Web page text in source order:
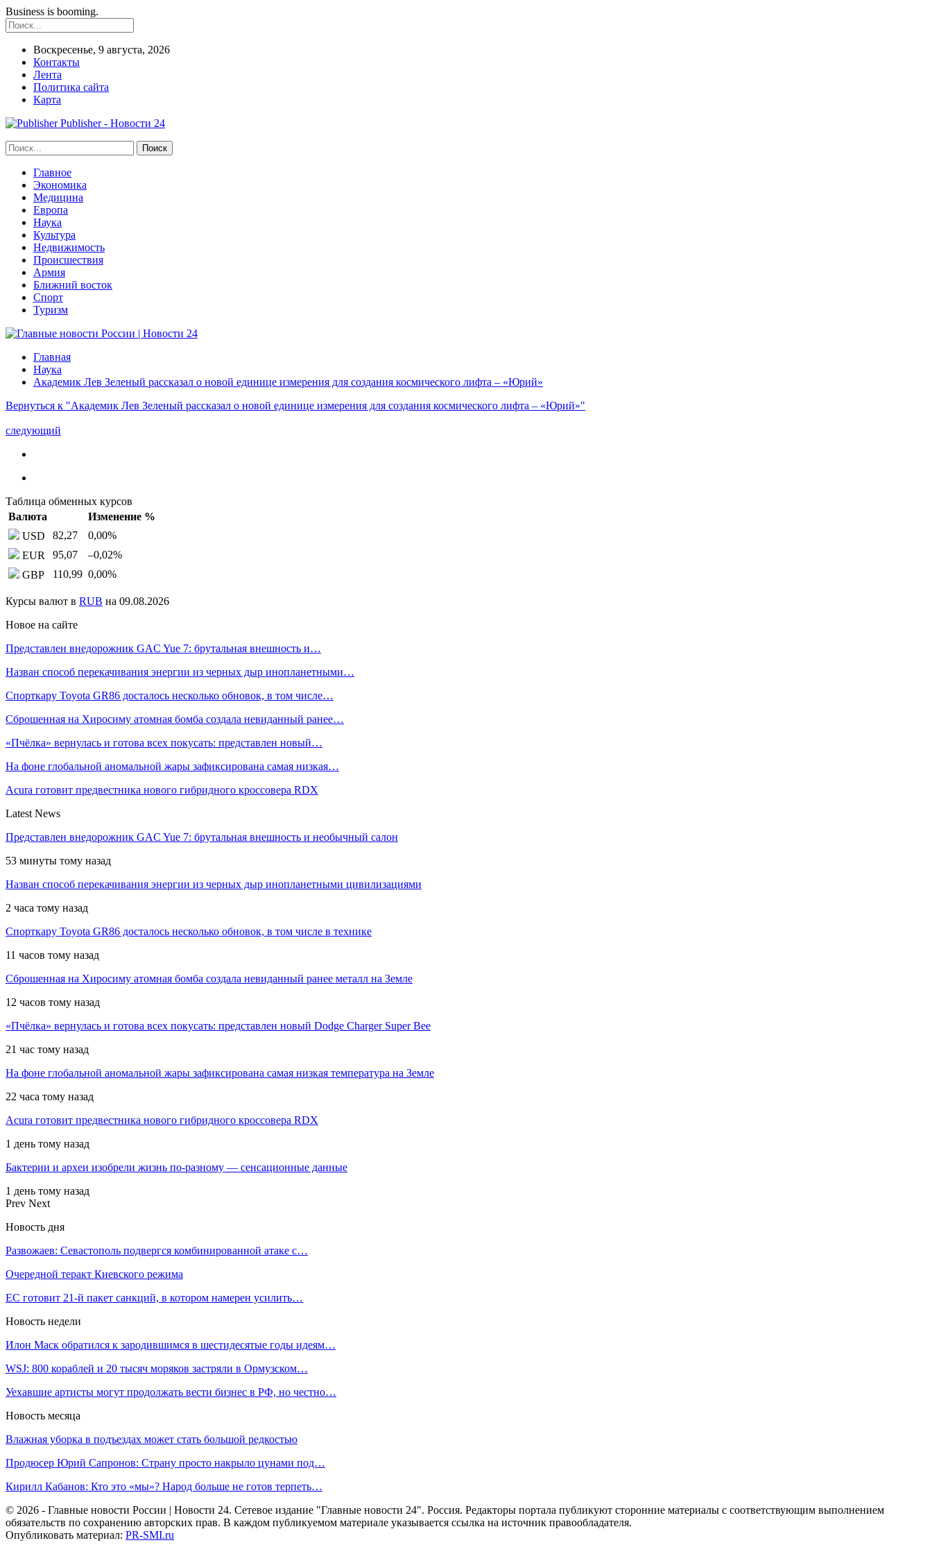
Business is booming.
Воскресенье, 9 августа, 2026
Контакты
Лента
Политика сайта
Карта
Publisher - Новости 24
Главное
Экономика
Медицина
Европа
Наука
Культура
Недвижимость
Происшествия
Армия
Ближний восток
Спорт
Туризм
Главная
Наука
Академик Лев Зеленый рассказал о новой единице измерения для создания космического лифта – «Юрий»
Вернуться к "Академик Лев Зеленый рассказал о новой единице измерения для создания космического лифта – «Юрий»"
следующий
Таблица обменных курсов
Валюта
Изменение %
USD
82,27 0,00%
EUR
95,07 –0,02%
GBP
110,99 0,00%
Курсы валют в RUB на 09.08.2026
Новое на сайте
Представлен внедорожник GAC Yue 7: брутальная внешность и…
Назван способ перекачивания энергии из черных дыр инопланетными…
Спорткару Toyota GR86 досталось несколько обновок, в том числе…
Сброшенная на Хиросиму атомная бомба создала невиданный ранее…
«Пчёлка» вернулась и готова всех покусать: представлен новый…
На фоне глобальной аномальной жары зафиксирована самая низкая…
Acura готовит предвестника нового гибридного кроссовера RDX
Latest News
Представлен внедорожник GAC Yue 7: брутальная внешность и необычный салон
53 минуты тому назад
Назван способ перекачивания энергии из черных дыр инопланетными цивилизациями
2 часа тому назад
Спорткару Toyota GR86 досталось несколько обновок, в том числе в технике
11 часов тому назад
Сброшенная на Хиросиму атомная бомба создала невиданный ранее металл на Земле
12 часов тому назад
«Пчёлка» вернулась и готова всех покусать: представлен новый Dodge Charger Super Bee
21 час тому назад
На фоне глобальной аномальной жары зафиксирована самая низкая температура на Земле
22 часа тому назад
Acura готовит предвестника нового гибридного кроссовера RDX
1 день тому назад
Бактерии и археи изобрели жизнь по-разному — сенсационные данные
1 день тому назад
Prev Next
Новость дня
Развожаев: Севастополь подвергся комбинированной атаке с…
Очередной теракт Киевского режима
ЕC готовит 21-й пакет санкций, в котором намерен усилить…
Новость недели
Илон Маск обратился к зародившимся в шестидесятые годы идеям…
WSJ: 800 кораблей и 20 тысяч моряков застряли в Ормузском…
Уехавшие артисты могут продолжать вести бизнес в РФ, но честно…
Новость месяца
Влажная уборка в подъездах может стать большой редкостью
Продюсер Юрий Сапронов: Страну просто накрыло цунами под…
Кирилл Кабанов: Кто это «мы»? Народ больше не готов терпеть…
© 2026 - Главные новости России | Новости 24. Сетевое издание "Главные новости 24". Россия. Редакторы портала публикуют сторонние материалы с соответствующим выполнением
обязательств по сохранению авторских прав. В каждом публикуемом материале указывается ссылка на источник правообладателя.
Опубликовать материал: PR-SMI.ru